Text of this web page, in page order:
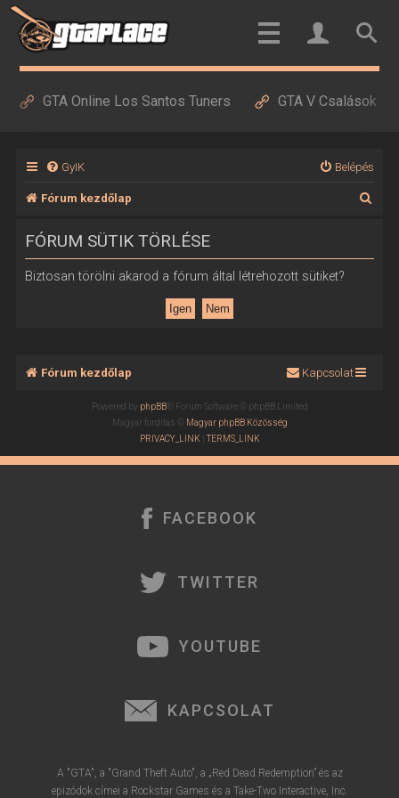
GTA Online Los Santos Tuners GTA V Csalások
GyIK Belépés
Fórum kezdőlap
FÓRUM SÜTIK TÖRLÉSE
Biztosan törölni akarod a fórum által létrehozott sütiket?
Fórum kezdőlap Kapcsolat
Powered by phpBB® Forum Software © phpBB Limited
Magyar fordítás © Magyar phpBB Közösség
PRIVACY_LINK |TERMS_LINK
FACEBOOK
TWITTER
YOUTUBE
KAPCSOLAT
A "GTA", a "Grand Theft Auto", a „Red Dead Redemption” és az
epizódok címei a Rockstar Games és a Take-Two Interactive, Inc.